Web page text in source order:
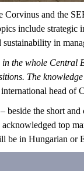
Corvinus and the
include
in
in the whole Central
The
international head of
beside the short
top
be in Hungarian or